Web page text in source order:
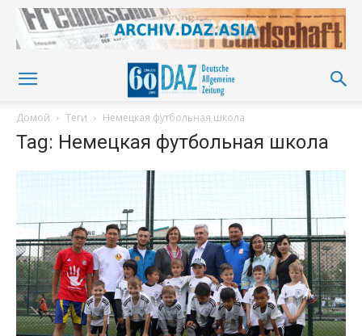
Домой Теги Немецкая футбольная школа
Tag: Немецкая футбольная школа